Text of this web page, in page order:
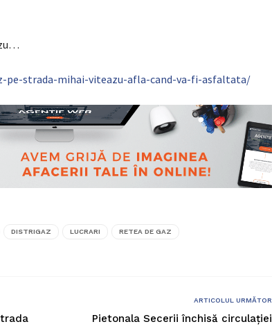
strada-mihai-viteazu-afla-cand-va-fi-asfaltata/
DISTRIGAZ LUCRARI RETEA DE GAZ
ARTICOLUL URMĂTOR
Pietonala Secerii închisă circulației